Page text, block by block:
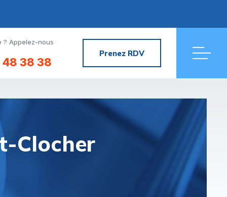
? Appelez-nous
38 38
Prenez RDV
Clocher